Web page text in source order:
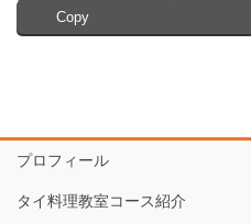
Copy
プロフィール
タイ料理教室コース紹介